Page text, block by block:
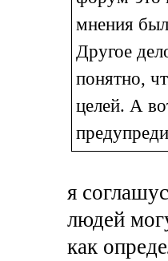
мнения
Другое
понятно,
целей. А
я
людей
как